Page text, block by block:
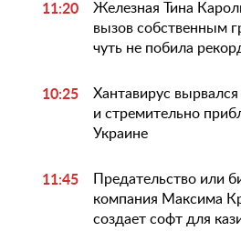
11:20
Железная Тина
вызов собственным
чуть не побила
10:25
Хантавирус
и стремительно
Украине
11:45
Предательство или
компания Максима
создает софт для